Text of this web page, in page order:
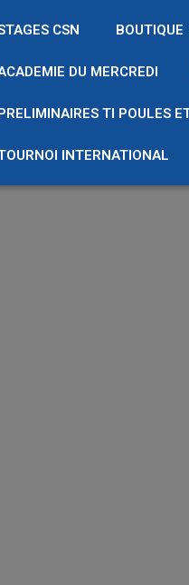
CSN BOUTIQUE
DU MERCREDI
TI POULES
INTERNATIONAL